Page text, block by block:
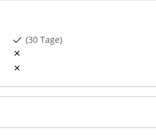
(30 Tage)